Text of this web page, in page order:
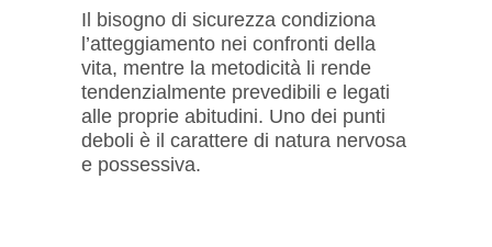
Il bisogno di sicurezza condiziona
l’atteggiamento nei confronti della
vita, mentre la metodicità li rende
tendenzialmente prevedibili e legati
alle proprie abitudini. Uno dei punti
deboli è il carattere di natura nervosa
e possessiva.